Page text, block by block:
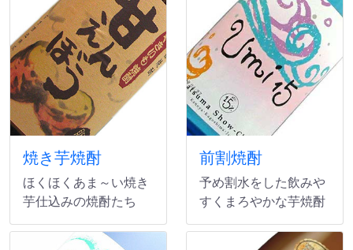
焼き芋焼酎
ほくほくあま～い焼き
芋仕込みの焼酎たち
前割焼酎
予め割水をした飲みや
すくまろやかな芋焼酎